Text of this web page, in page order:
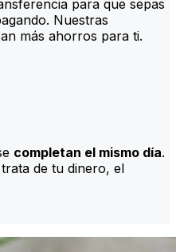
para que sepas
Nuestras
más ahorros para ti.
completan el mismo día.
de tu dinero, el